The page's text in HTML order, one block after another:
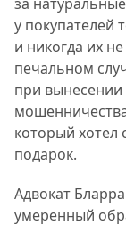
у покупателей
и никогда их
печальном
при
который хотел
подарок.
Адвокат
умеренный